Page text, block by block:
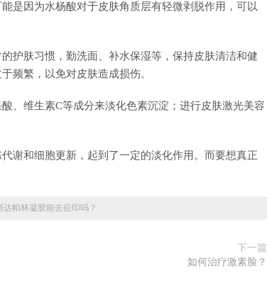
是因为水杨酸对于皮肤角质层有轻微剥脱作用，可以
护肤习惯，勤洗面、补水保湿等，保持皮肤清洁和健
频繁，以免对皮肤造成损伤。
、维生素C等成分来淡化色素沉淀；进行皮肤激光美容
谢和细胞更新，起到了一定的淡化作用。而要想真正
达帕林凝胶能去痘印吗？
下一篇
如何治疗激素脸？